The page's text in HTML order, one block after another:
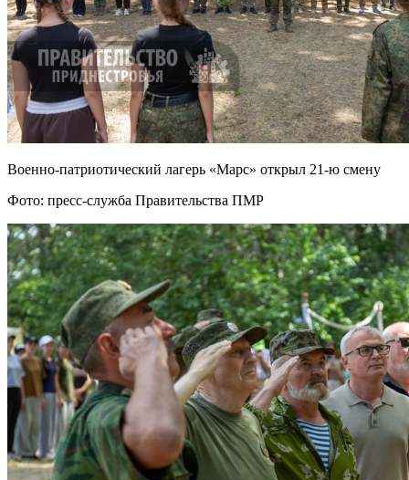
Военно-патриотический лагерь «Марс» открыл 21-ю смену
Фото: пресс-служба Правительства ПМР